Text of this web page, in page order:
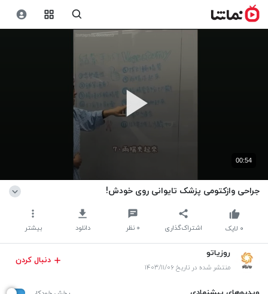
00:54
جراحی وازکتومی پزشک تایوانی روی خودش!
اشتراک‌گذاری ۰ نظر دانلود بیشتر ۰ لایک
روزیاتو
منتشر شده در تاریخ ۱۴۰۳/۱۱/۰۶
دنبال کردن